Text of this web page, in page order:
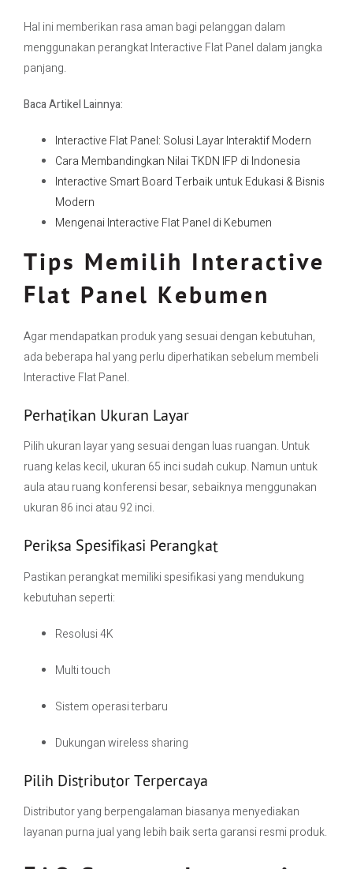
Hal ini memberikan rasa aman bagi pelanggan dalam
menggunakan perangkat Interactive Flat Panel dalam jangka
panjang.
Baca Artikel Lainnya:
Interactive Flat Panel: Solusi Layar Interaktif Modern
Cara Membandingkan Nilai TKDN IFP di Indonesia
Interactive Smart Board Terbaik untuk Edukasi & Bisnis
Modern
Mengenai Interactive Flat Panel di Kebumen
Tips Memilih Interactive
Flat Panel Kebumen
Agar mendapatkan produk yang sesuai dengan kebutuhan,
ada beberapa hal yang perlu diperhatikan sebelum membeli
Interactive Flat Panel.
Perhatikan Ukuran Layar
Pilih ukuran layar yang sesuai dengan luas ruangan. Untuk
ruang kelas kecil, ukuran 65 inci sudah cukup. Namun untuk
aula atau ruang konferensi besar, sebaiknya menggunakan
ukuran 86 inci atau 92 inci.
Periksa Spesifikasi Perangkat
Pastikan perangkat memiliki spesifikasi yang mendukung
kebutuhan seperti:
Resolusi 4K
Multi touch
Sistem operasi terbaru
Dukungan wireless sharing
Pilih Distributor Terpercaya
Distributor yang berpengalaman biasanya menyediakan
layanan purna jual yang lebih baik serta garansi resmi produk.